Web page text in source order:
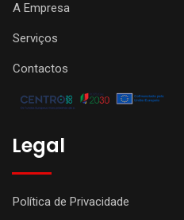
A Empresa
Serviços
Contactos
Legal
Política de Privacidade